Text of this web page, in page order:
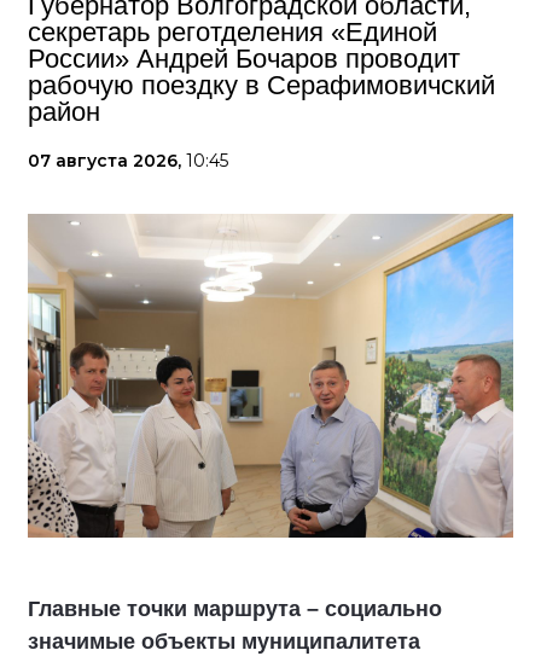
секретарь реготделения «Единой
России» Андрей Бочаров проводит
рабочую поездку в Серафимовичский
район
07 августа 2026, 10:45
Главные точки маршрута – социально
значимые объекты муниципалитета